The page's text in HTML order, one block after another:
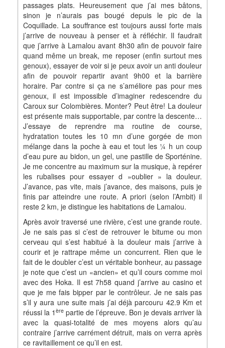
passages plats. Heureusement que j’ai mes bâtons,
sinon je n’aurais pas bougé depuis le pic de la
Coquillade. La souffrance est toujours aussi forte mais
j’arrive de nouveau à penser et à réfléchir. Il faudrait
que j’arrive à Lamalou avant 8h30 afin de pouvoir faire
quand même un break, me reposer (enfin surtout mes
genoux), essayer de voir si je peux avoir un anti douleur
afin de pouvoir repartir avant 9h00 et la barrière
horaire. Par contre si ça ne s’améliore pas pour mes
genoux, il est impossible d’imaginer redescendre du
Caroux sur Colombières. Monter? Peut être! La douleur
est présente mais supportable, par contre la descente…
J’essaye de reprendre ma routine de course,
hydratation toutes les 10 mn d’une gorgée de mon
mélange dans la poche à eau et tout les ¼ h un coup
d’eau pure au bidon, un gel, une pastille de Sporténine.
Je me concentre au maximum sur la musique, à repérer
les rubalises pour essayer d »oublier » la douleur.
J’avance, pas vite, mais j’avance, des maisons, puis je
finis par atteindre une route. A priori (selon l’Ambit) il
reste 2 km, je distingue les habitations de Lamalou.
Après avoir traversé une rivière, c’est une grande route.
Je ne sais pas si c’est de retrouver le bitume ou mon
cerveau qui s’est habitué à la douleur mais j’arrive à
courir et je rattrape même un concurrent. Rien que le
fait de le doubler c’est un véritable bonheur, au passage
je note que c’est un «ancien» et qu’il cours comme moi
avec des Hoka. Il est 7h58 quand j’arrive au casino et
que je me fais bipper par le contrôleur. Je ne sais pas
s’il y aura une suite mais j’ai déjà parcouru 42.9 Km et
réussi la 1 èrepartie de l’épreuve. Bon je devais arriver là
avec la quasi-totalité de mes moyens alors qu’au
contraire j’arrive carrément détruit, mais on verra après
ce ravitaillement ce qu’il en est.